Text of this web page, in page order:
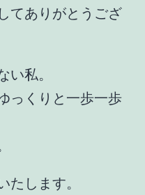
てありがとうござ
い私。
っくりと一歩一歩
たします。